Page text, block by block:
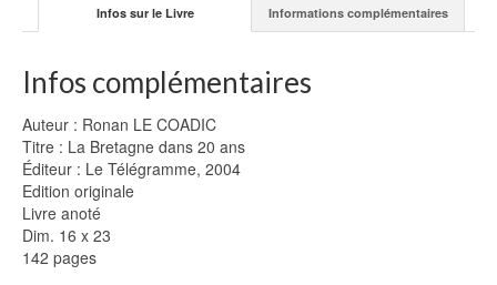
Infos sur le Livre Informations complémentaires
Infos complémentaires
Auteur : Ronan LE COADIC
Titre : La Bretagne dans 20 ans
Éditeur : Le Télégramme, 2004
Edition originale
Livre anoté
Dim. 16 x 23
142 pages